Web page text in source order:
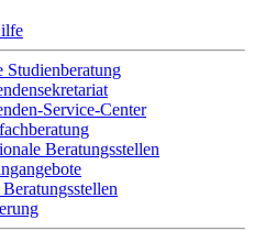
Studienberatung
Service-Center
Beratungsstellen